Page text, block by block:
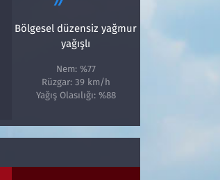
Bölgesel düzensiz yağmur
yağışlı
Nem: %77
Rüzgar: 39 km/h
Yağış Olasılığı: %88